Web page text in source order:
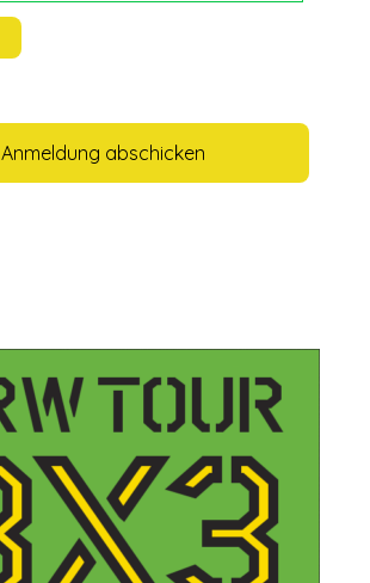
Anmeldung abschicken